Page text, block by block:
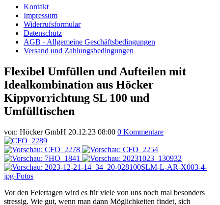
Kontakt
Impressum
Widerrufsformular
Datenschutz
AGB - Allgemeine Geschäftsbedingungen
Versand und Zahlungsbedingungen
Flexibel Umfüllen und Aufteilen mit
Idealkombination aus Höcker
Kippvorrichtung SL 100 und
Umfülltischen
von: Höcker GmbH 20.12.23 08:00 0 Kommentare
Vor den Feiertagen wird es für viele von uns noch mal besonders
stressig. Wie gut, wenn man dann Möglichkeiten findet, sich